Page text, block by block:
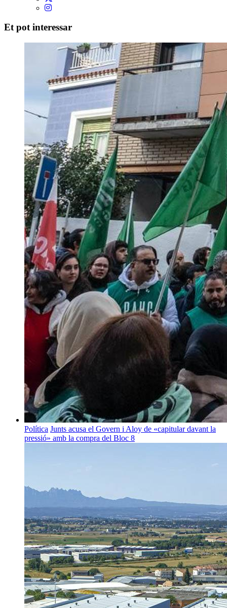
Et pot interessar
Política Junts acusa el Govern i Aloy de «capitular davant la
pressió» amb la compra del Bloc 8